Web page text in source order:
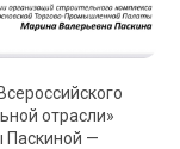
отрасли»
Паскиной —